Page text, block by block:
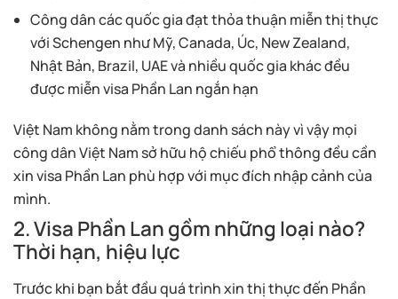
Công dân các quốc gia đạt thỏa thuận miễn thị thực
với Schengen như Mỹ, Canada, Úc, New Zealand,
Nhật Bản, Brazil, UAE và nhiều quốc gia khác đều
được miễn visa Phần Lan ngắn hạn
Việt Nam không nằm trong danh sách này vì vậy mọi
công dân Việt Nam sở hữu hộ chiếu phổ thông đều cần
xin visa Phần Lan phù hợp với mục đích nhập cảnh của
mình.
2. Visa Phần Lan gồm những loại nào?
Thời hạn, hiệu lực
Trước khi bạn bắt đầu quá trình xin thị thực đến Phần